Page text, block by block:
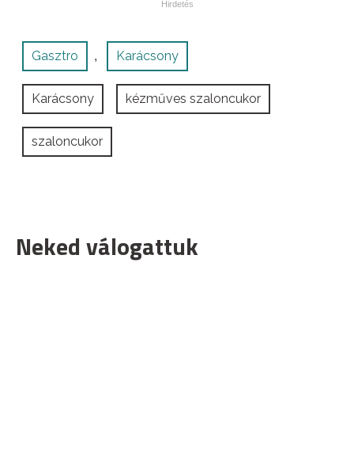
Gasztro , Karácsony
Karácsony kézműves szaloncukor
szaloncukor
Neked válogattuk